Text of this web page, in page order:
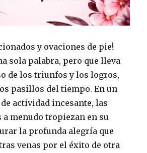
y ovaciones de pie!
sola palabra, pero que lleva
de los triunfos y los logros,
pasillos del tiempo. En un
actividad incesante, las
a menudo tropiezan en su
la profunda alegría que
venas por el éxito de otra